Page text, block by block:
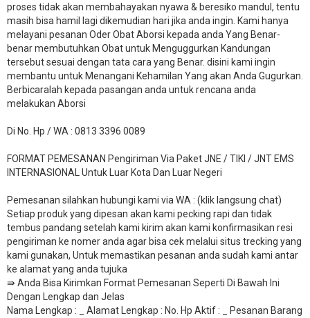
proses tidak akan membahayakan nyawa & beresiko mandul, tentu
masih bisa hamil lagi dikemudian hari jika anda ingin. Kami hanya
melayani pesanan Oder Obat Aborsi kepada anda Yang Benar-
benar membutuhkan Obat untuk Menguggurkan Kandungan
tersebut sesuai dengan tata cara yang Benar. disini kami ingin
membantu untuk Menangani Kehamilan Yang akan Anda Gugurkan.
Berbicaralah kepada pasangan anda untuk rencana anda
melakukan Aborsi
Di No. Hp / WA : 0813 3396 0089
FORMAT PEMESANAN Pengiriman Via Paket JNE / TIKI / JNT EMS
INTERNASIONAL Untuk Luar Kota Dan Luar Negeri
Pemesanan silahkan hubungi kami via WA : (klik langsung chat)
Setiap produk yang dipesan akan kami pecking rapi dan tidak
tembus pandang setelah kami kirim akan kami konfirmasikan resi
pengiriman ke nomer anda agar bisa cek melalui situs trecking yang
kami gunakan, Untuk memastikan pesanan anda sudah kami antar
ke alamat yang anda tujuka
⇛ Anda Bisa Kirimkan Format Pemesanan Seperti Di Bawah Ini
Dengan Lengkap dan Jelas
Nama Lengkap : _ Alamat Lengkap : No. Hp Aktif : _ Pesanan Barang